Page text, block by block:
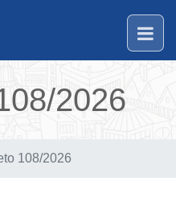
2026
108/2026